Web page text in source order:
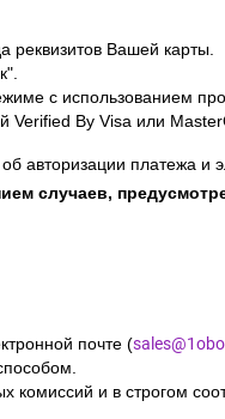
Вашей карты.
с использованием
Verified By Visa или
авторизации платежа и
случаев,
почте (
и в строгом